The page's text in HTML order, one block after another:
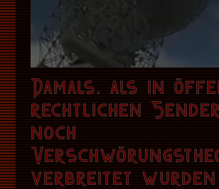
Damals, als in
rechtlichen
noch
verbreitet wurden